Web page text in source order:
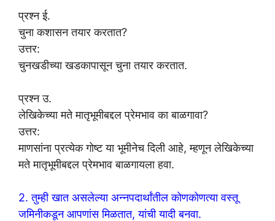
प्रश्न ई.
चुना कशासन तयार करतात?
उत्तर:
चुनखडीच्या खडकापासून चुना तयार करतात.
प्रश्न उ.
लेखिकेच्या मते मातृभूमीबद्दल प्रेमभाव का बाळगावा?
उत्तर:
माणसांना प्रत्येक गोष्ट या भूमीनेच दिली आहे, म्हणून लेखिकेच्या
मते मातृभूमीबद्दल प्रेमभाव बाळगायला हवा.
2. तुम्ही खात असलेल्या अन्नपदार्थांतील कोणकोणत्या वस्तू
जमिनीकडून आपणांस मिळतात, यांची यादी बनवा.